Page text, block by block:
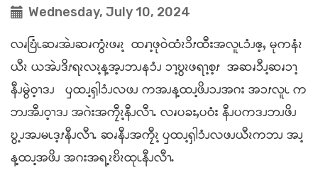
Wednesday, July 10, 2024
လၧဎြံၬဆၧအဲၪဆၧကွံၩဖၧၩ့ ထၧၫ့ဖုဝဲထံၩၥိၭထီးအလူၬၥံၪဧ့ႇ မုကနံၩ
ယီၩ ယအဲၪဒိၭရၩလၩ့န့အ့ၪဘၪနၥံၪ ၥၫ့ဎွၩဖရၫ့စ့ၭ အဆၧၥီၪ့ဆၧၥၫ့
နီၪမွဲဝ့ၫဒၪ ၦထၪ့ၡါၥံၪလဖၪ ကအၪန့ထၪ့ဖိၪၥၪအဂး အၥၭလူၬ က
ဘၪအီၪဝ့ၫဒၪ အဂဲးအကၠီၩ့နီၪလီၫႉ လၧပခးႇပဝံး နီၪပကဒၪဘၪဖိၪ
ဎွ့ၪအၪမၬဒ့ၭနီၪလီၫႉ ဆၧနီၪအကၠီၩ့ ၦထၪ့ၡါၥံၪလဖၪယီၩကဘၪ အၪ့
န့ထၪ့အဖိၪ အဂးအရ့ၩဎိၩထုၬနီၪလီၫႉ